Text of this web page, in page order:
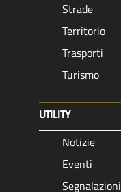
Strade
Territorio
Trasporti
Turismo
UTILITY
Notizie
Eventi
Segnalazioni